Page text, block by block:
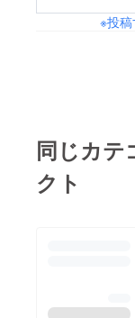
※投
同じカテ
クト